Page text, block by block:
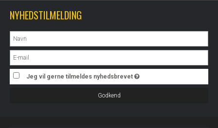
NYHEDSTILMELDING
Jeg vil gerne tilmeldes nyhedsbrevet
Godkend